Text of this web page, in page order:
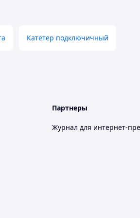
Катетер подключичный
Партнеры
Журнал для интернет-